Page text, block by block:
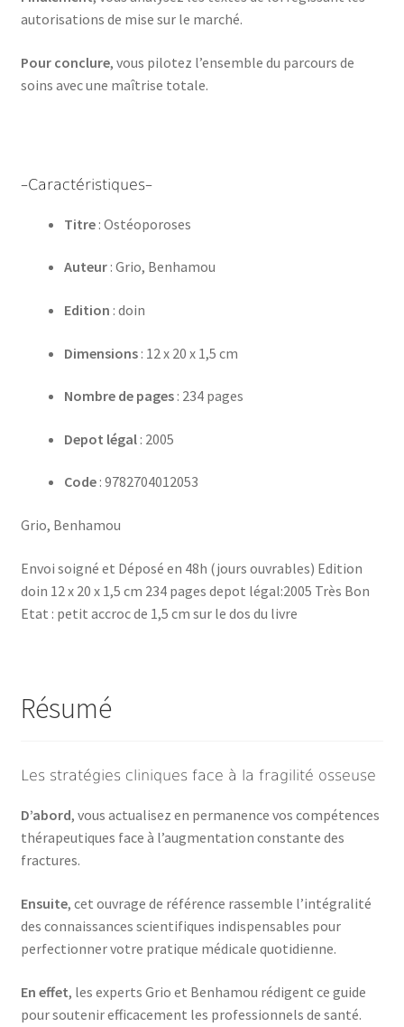
autorisations de mise sur le marché.
Pour conclure, vous pilotez l’ensemble du parcours de
soins avec une maîtrise totale.
–Caractéristiques–
Titre: Ostéoporoses
Auteur: Grio, Benhamou
Edition : doin
Dimensions: 12 x 20 x 1,5 cm
Nombre de pages: 234 pages
Depot légal: 2005
Code: 9782704012053
Grio, Benhamou
Envoi soigné et Déposé en 48h (jours ouvrables) Edition
doin 12 x 20 x 1,5 cm 234 pages depot légal:2005 Très Bon
Etat : petit accroc de 1,5 cm sur le dos du livre
Résumé
Les stratégies cliniques face à la fragilité osseuse
D’abord, vous actualisez en permanence vos compétences
thérapeutiques face à l’augmentation constante des
fractures.
Ensuite, cet ouvrage de référence rassemble l’intégralité
des connaissances scientifiques indispensables pour
perfectionner votre pratique médicale quotidienne.
En effet, les experts Grio et Benhamou rédigent ce guide
pour soutenir efficacement les professionnels de santé.